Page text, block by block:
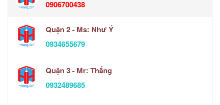
0906700438
Quận 2 - Ms: Như Ý
0934655679
Quận 3 - Mr: Thắng
0932489685